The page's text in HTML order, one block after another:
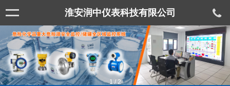
淮安润中仪表科技有限公司
1 / 2